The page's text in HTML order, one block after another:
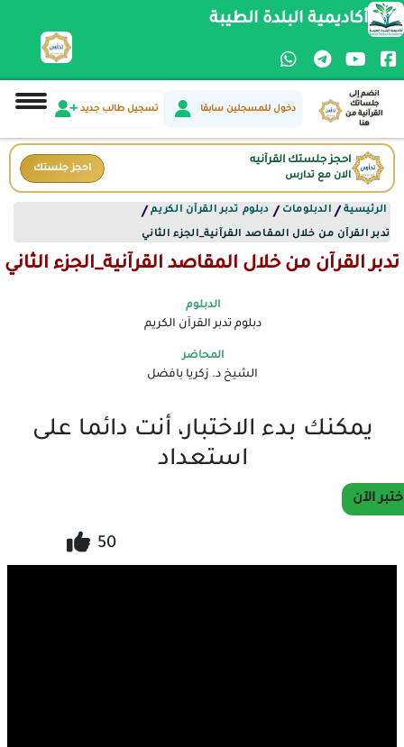
أكاديمية البلدة الطيبة
دخول للمسجلين سابقا تسجيل طالب جديد
انضم إلى
جلساتك
القرآنية من
هنا
احجز جلستك القرآنيه
الان مع تدارس
احجز جلستك
الرئيسية / الدبلومات / دبلوم تدبر القرآن الكريم /
تدبر القرآن من خلال المقاصد القرآنية_الجزء الثاني
تدبر القرآن من خلال المقاصد القرآنية_الجزء الثاني
الدبلوم
دبلوم تدبر القرآن الكريم
المحاضر
الشيخ د. زكريا بافضل
يمكنك بدء الاختبار، أنت دائما على
استعداد
الآن
50